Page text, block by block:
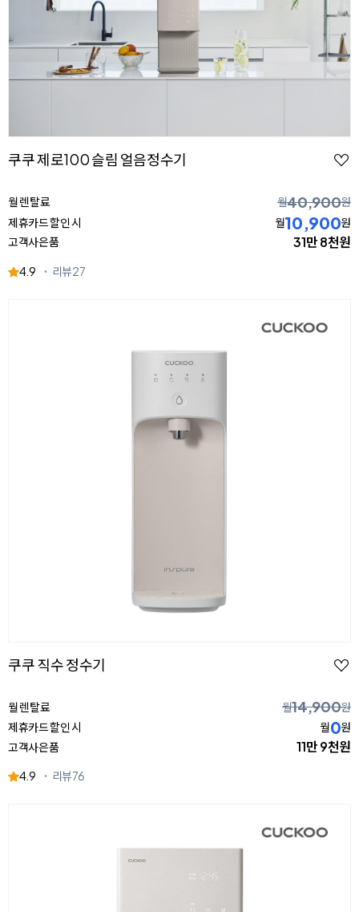
쿠쿠 제로100 슬림 얼음정수기
월 렌탈료 월40,900원
제휴카드 할인 시
월10,900원
고객사은품
31만 8천원
4.9 리뷰27
쿠쿠 직수 정수기
월 렌탈료 월14,900원
제휴카드 할인 시
월0원
고객사은품
11만 9천원
4.9 리뷰76